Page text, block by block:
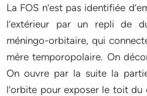
La FOS n’est pas identifiée
l’extérieur par un repli de
méningo-orbitaire, qui
mère temporopolaire. On
On ouvre par la suite la
l’orbite pour exposer le toit